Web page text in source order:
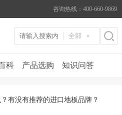
咨询热线：400-660-9869
全部
科 产品选购 知识问答
有没有推荐的进口地板品牌？